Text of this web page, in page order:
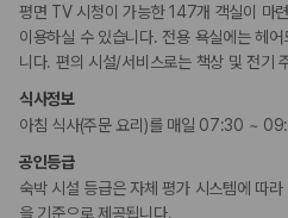
Q. 제주 렌트카 가격비교 시 보험도
Q. 가족 여행에는 어떤 제주 렌트카
제주렌트카 가격비교 주
제주도 렌트카 실시간 최저가 가
제주 렌트카 예약
국내 렌트카 가격비교
해외 렌트카 가격비교
평면 TV 시청이 가능한 147개 객실이 마
이용하실 수 있습니다. 전용 욕실에는 헤
니다. 편의 시설/서비스로는 책상 및 전기
식사정보
아침 식사(주문 요리)를 매일 07:30 ~
공인등급
숙박 시설 등급은 자체 평가 시스템에 따
을 기준으로 제공됩니다.